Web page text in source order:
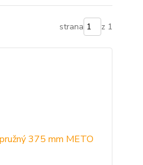
strana z 1